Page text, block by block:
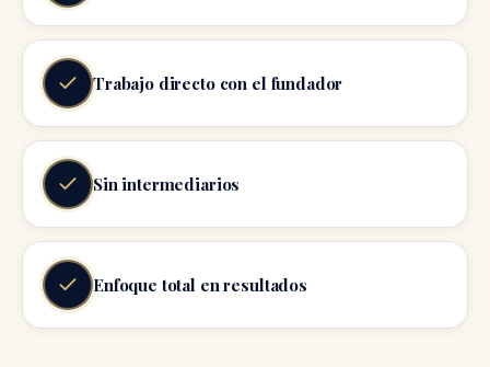
Trabajo directo con el fundador
Sin intermediarios
Enfoque total en resultados